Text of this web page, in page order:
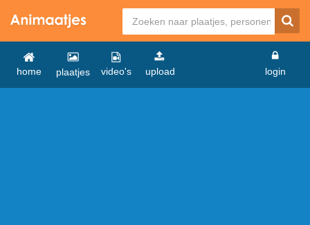
home plaatjes video's upload login